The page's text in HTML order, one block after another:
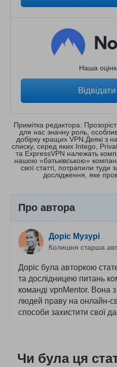
Наша
Примітка редактора:
для нас значну роль,
добірку кращих VPN.Деякі з
списку, серед яких Intego,
та ExpressVPN належать
нашою «батьківською»
свої статті, потрапили туди
дослідження, яке
Про автора
Доріс Музурі
Колишня старша
Доріс була авторкою
та дослідницею питань
команді vpnMentor. Вона
людей праву на онлайн-
способи захистити свої
Чи була ця